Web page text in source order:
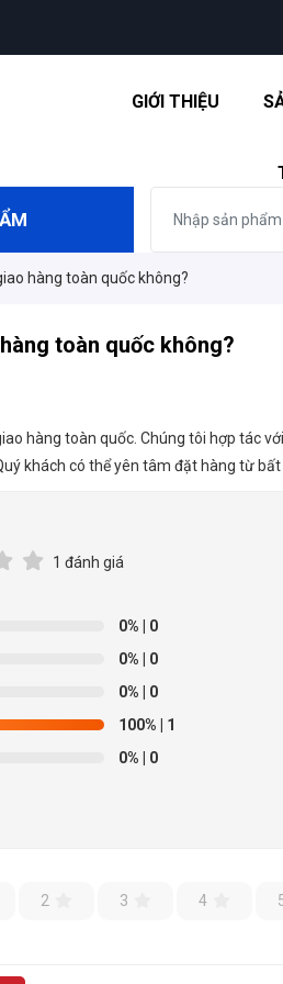
GIỚI THIỆU
hàng toàn quốc không?
toàn quốc không?
hàng toàn quốc. Chúng tôi hợp tác
khách có thể yên tâm đặt hàng từ
1 đánh giá
0% | 0
0% | 0
0% | 0
100% | 1
0% | 0
2 3 4